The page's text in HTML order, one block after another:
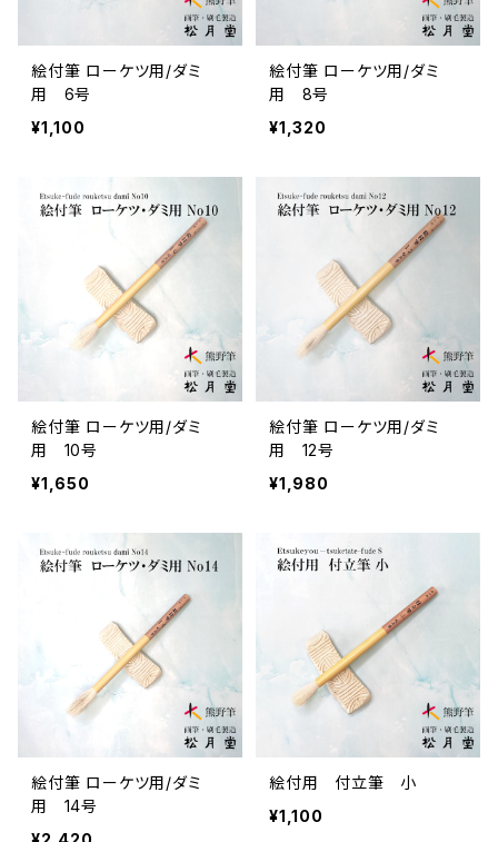
絵付筆 ローケツ用/ダミ
用 6号
¥1,100
絵付筆 ローケツ用/ダミ
用 8号
¥1,320
絵付筆 ローケツ用/ダミ
用 10号
¥1,650
絵付筆 ローケツ用/ダミ
用 12号
¥1,980
絵付筆 ローケツ用/ダミ
用 14号
絵付用 付立筆 小
¥1,100